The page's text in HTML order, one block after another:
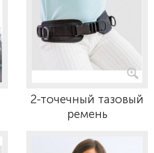
2-точечный тазовый
ремень